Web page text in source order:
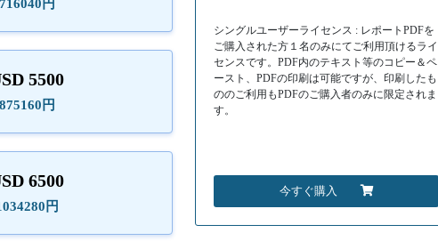
716040円
5500
875160円
6500
円
シングルユーザーライセンス : レポートPDFを
ご購入された方１名のみにてご利用頂けるライ
センスです。PDF内のテキスト等のコピー＆ペ
ースト、PDFの印刷は可能ですが、印刷したも
ののご利用もPDFのご購入者のみに限定されま
す。
今すぐ購入